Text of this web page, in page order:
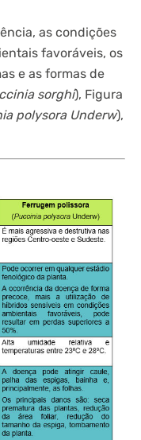
as condições
favoráveis, os
e as formas de
sorghi), Figura
polysora Underw),